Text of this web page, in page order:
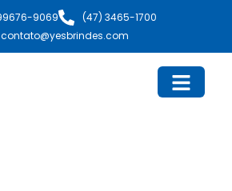
9069
(47) 3465-1700
contato@yesbrindes.com